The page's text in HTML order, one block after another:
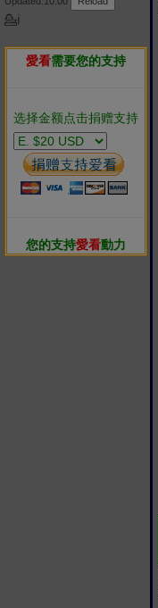
💁ℹ
愛看需要您的支持
选择金额点击捐赠支持
您的支持愛看動力